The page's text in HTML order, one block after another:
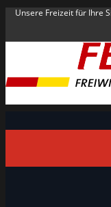
Unsere Freizeit für Ihre